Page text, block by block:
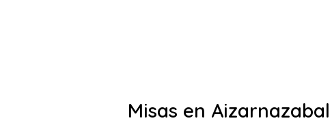
Misas en Aizarnazabal